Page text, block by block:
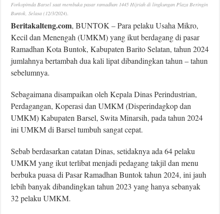
Forkopimda Barsel saat membuka pasar ramadhan 1445 Hijriah di lingkungan Plaza Beringin
Buntok, Selasa (12/3/2024).
Beritakalteng.com, BUNTOK – Para pelaku Usaha Mikro,
Kecil dan Menengah (UMKM) yang ikut berdagang di pasar
Ramadhan Kota Buntok, Kabupaten Barito Selatan, tahun 2024
jumlahnya bertambah dua kali lipat dibandingkan tahun – tahun
sebelumnya.
Sebagaimana disampaikan oleh Kepala Dinas Perindustrian,
Perdagangan, Koperasi dan UMKM (Disperindagkop dan
UMKM) Kabupaten Barsel, Swita Minarsih, pada tahun 2024
ini UMKM di Barsel tumbuh sangat cepat.
Sebab berdasarkan catatan Dinas, setidaknya ada 64 pelaku
UMKM yang ikut terlibat menjadi pedagang takjil dan menu
berbuka puasa di Pasar Ramadhan Buntok tahun 2024, ini jauh
lebih banyak dibandingkan tahun 2023 yang hanya sebanyak
32 pelaku UMKM.